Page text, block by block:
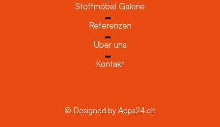
Stoffmöbel Galerie
Referenzen
Über uns
Kontakt
© Designed by Apps24.ch